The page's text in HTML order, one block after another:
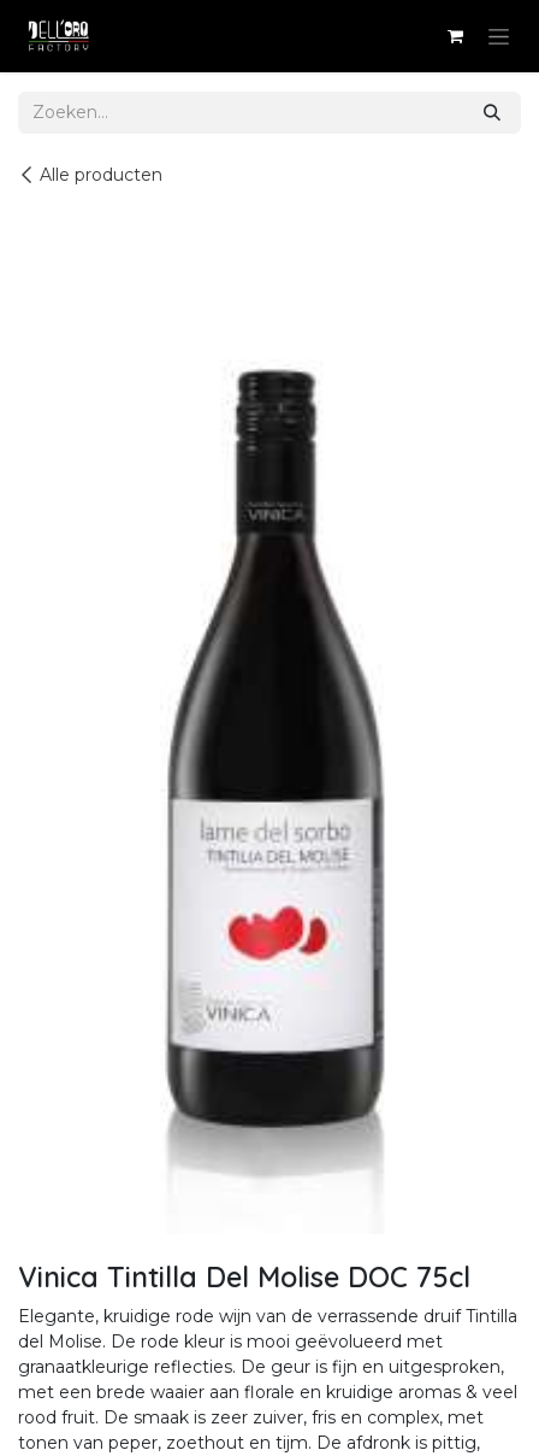
Alle producten
Vinica Tintilla Del Molise DOC 75cl
Elegante, kruidige rode wijn van de verrassende druif Tintilla
del Molise. De rode kleur is mooi geëvolueerd met
granaatkleurige reflecties. De geur is fijn en uitgesproken,
met een brede waaier aan florale en kruidige aromas & veel
rood fruit. De smaak is zeer zuiver, fris en complex, met
tonen van peper, zoethout en tijm. De afdronk is pittig,